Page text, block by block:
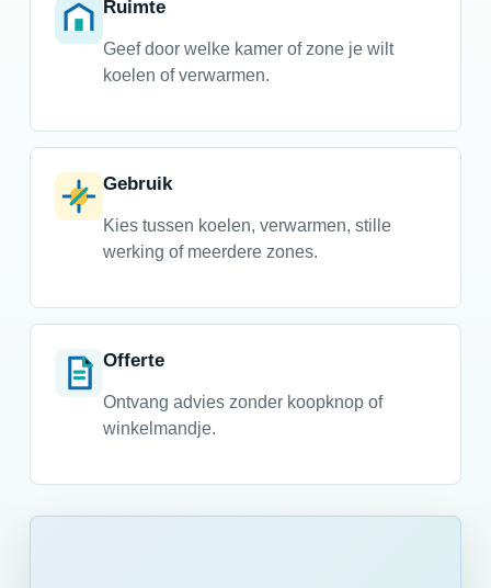
Ruimte
Geef door welke kamer of zone je wilt
koelen of verwarmen.
Gebruik
Kies tussen koelen, verwarmen, stille
werking of meerdere zones.
Offerte
Ontvang advies zonder koopknop of
winkelmandje.